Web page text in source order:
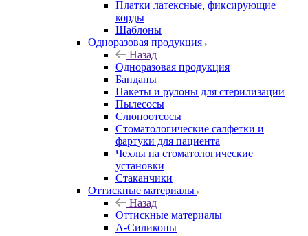
Платки латексные, фиксирующие
корды
Шаблоны
Одноразовая продукция
Назад
Одноразовая продукция
Банданы
Пакеты и рулоны для стерилизации
Пылесосы
Слюноотсосы
Стоматологические салфетки и
фартуки для пациента
Чехлы на стоматологические
установки
Стаканчики
Оттискные материалы
Назад
Оттискные материалы
А-Силиконы